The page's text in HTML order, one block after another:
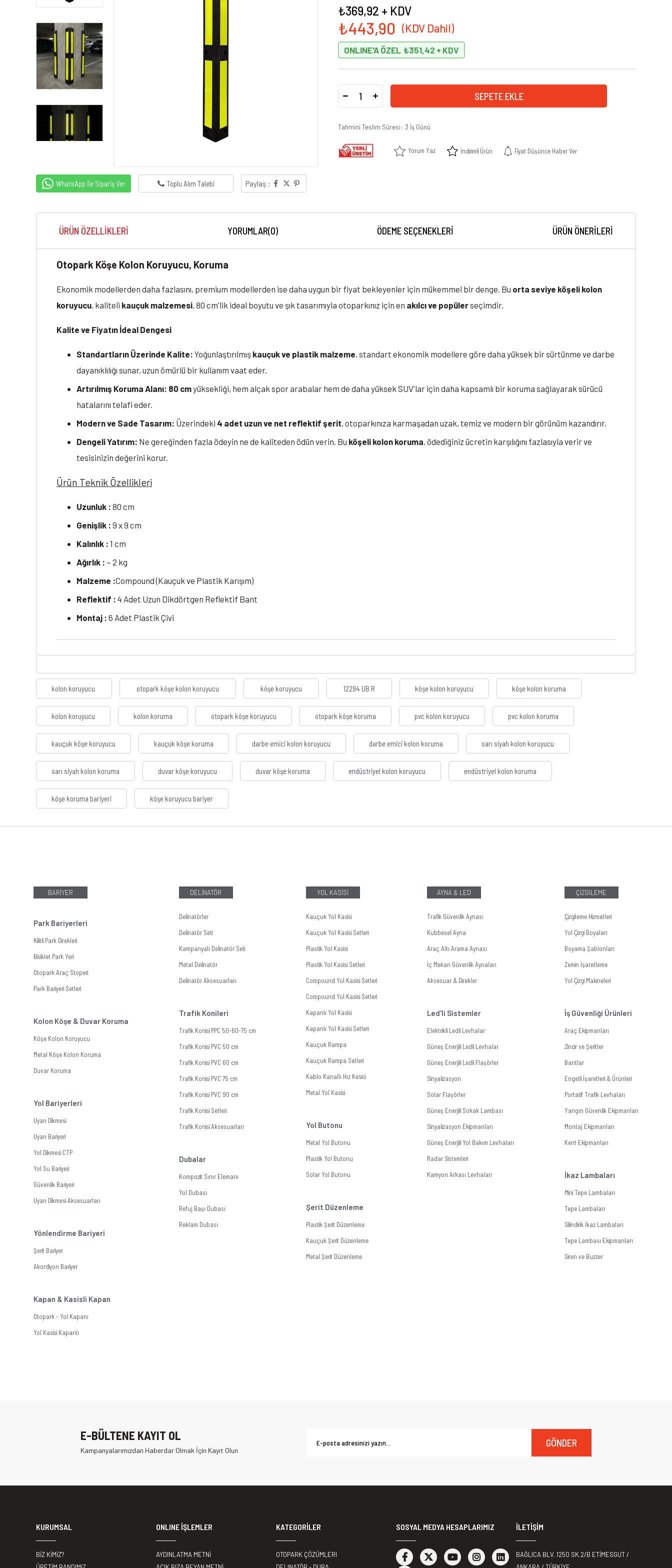
WhatsApp ile Sipariş Ver Toplu Alım Talebi Paylaş :
₺443,90
₺369,92 + KDV
ONLINE'A ÖZEL ₺351,42
Tahmini Teslim Süresi : 3 İş Günü
Yorum Yaz İndirimli Ürün Fiyat Düşünce Haber Ver
ÜRÜN ÖZELLIKLERI YORUMLAR(0) ÖDEME SEÇENEKLERI ÜRÜN ÖNERILERI
Otopark Köşe Kolon Koruyucu, Koruma
Ekonomik modellerden daha fazlasını, premium modellerden ise daha uygun bir fiyat bekleyenler için mükemmel bir denge. Bu orta seviye köşeli kolon
koruyucu, kaliteli kauçuk malzemesi, 80 cm'lik ideal boyutu ve şık tasarımıyla otoparkınız için en akılcı ve popülerseçimdir.
Kalite ve Fiyatın İdeal Dengesi
Standartların Üzerinde Kalite: Yoğunlaştırılmış kauçuk ve plastik malzeme, standart ekonomik modellere göre daha yüksek bir sürtünme ve darbe
dayanıklılığı sunar, uzun ömürlü bir kullanım vaat eder.
Artırılmış Koruma Alanı: 80 cmyüksekliği, hem alçak spor arabalar hem de daha yüksek SUV'lar için daha kapsamlı bir koruma sağlayarak sürücü
hatalarını telafi eder.
Modern ve Sade Tasarım: Üzerindeki 4 adet uzun ve net reflektif şerit, otoparkınıza karmaşadan uzak, temiz ve modern bir görünüm kazandırır.
Dengeli Yatırım: Ne gereğinden fazla ödeyin ne de kaliteden ödün verin. Bu köşeli kolon koruma, ödediğiniz ücretin karşılığını fazlasıyla verir ve
tesisinizin değerini korur.
Ürün Teknik Özellikleri
Uzunluk : 80 cm
Genişlik : 9 x 9 cm
Kalınlık : 1 cm
Ağırlık : ~ 2 kg
Malzeme :Compound (Kauçuk ve Plastik Karışım)
Reflektif : 4 Adet Uzun Dikdörtgen Reflektif Bant
Montaj : 6 Adet Plastik Çivi
kolon koruyucu otopark köşe kolon koruyucu köşe koruyucu 12294 UB R köşe kolon koruyucu köşe kolon koruma
kolon koruyucu kolon koruma otopark köşe koruyucu otopark köşe koruma pvc kolon koruyucu pvc kolon koruma
kauçuk köşe koruyucu kauçuk köşe koruma darbe emici kolon koruyucu darbe emici kolon koruma sarı siyah kolon koruyucu
sarı siyah kolon koruma duvar köşe koruyucu duvar köşe koruma endüstriyel kolon koruyucu endüstriyel kolon koruma
köşe koruma bariyeri köşe koruyucu bariyer
BARİYER
Park Bariyerleri
Kilitli Park Direkleri
Bisiklet Park Yeri
Otopark Araç Stoperi
Park Bariyeri Setleri
Kolon Köşe & Duvar Koruma
Köşe Kolon Koruyucu
Metal Köşe Kolon Koruma
Duvar Koruma
Yol Bariyerleri
Uyarı Dikmesi
Uyarı Bariyeri
Yol Dikmesi CTP
Yol Su Bariyeri
Güvenlik Bariyeri
Uyarı Dikmesi Aksesuarları
Yönlendirme Bariyeri
Şerit Bariyer
Akordiyon Bariyer
Kapan & Kasisli Kapan
Otopark - Yol Kapanı
Yol Kasisi Kapanlı
DELİNATÖR
Delinatörler
Delinatör Seti
Kampanyalı Delinatör Seti
Metal Delinatör
Delinatör Aksesuarları
Trafik Konileri
Trafik Konisi PPC 50-60-75 cm
Trafik Konisi PVC 50 cm
Trafik Konisi PVC 60 cm
Trafik Konisi PVC 75 cm
Trafik Konisi PVC 90 cm
Trafik Konisi Setleri
Trafik Konisi Aksesuarları
Dubalar
Kompozit Sınır Elemanı
Yol Dubası
Refuj Başı Dubası
Reklam Dubası
YOL KASİSİ
Kauçuk Yol Kasisi
Kauçuk Yol Kasisi Setleri
Plastik Yol Kasisi
Plastik Yol Kasisi Setleri
Compound Yol Kasisi Setleri
Compound Yol Kasisi Setleri
Kapanlı Yol Kasisi
Kapanlı Yol Kasisi Setleri
Kauçuk Rampa
Kauçuk Rampa Setleri
Kablo Kanallı Hız Kesici
Metal Yol Kasisi
Yol Butonu
Metal Yol Butonu
Plastik Yol Butonu
Solar Yol Butonu
Şerit Düzenleme
Plastik Şerit Düzenleme
Kauçuk Şerit Düzenleme
Metal Şerit Düzenleme
AYNA & LED
Trafik Güvenlik Aynası
Kubbesel Ayna
Araç Altı Arama Aynası
İç Mekan Güvenlik Aynaları
Aksesuar & Direkler
Led'li Sistemler
Elektrikli Ledli Levhalar
Güneş Enerjili Ledli Levhalar
Güneş Enerjili Ledli Flaşörler
Sinyalizasyon
Solar Flaşörler
Güneş Enerjili Sokak Lambası
Sinyalizasyon Ekipmanları
Güneş Enerjili Yol Bakım Levhaları
Radar Sistemleri
Kamyon Arkası Levhaları
ÇİZGİLEME
Çizgileme Hizmetleri
Yol Çizgi Boyaları
Boyama Şablonları
Zemin İşaretleme
Yol Çizgi Makineleri
İş Güvenliği Ürünleri
Araç Ekipmanları
Zincir ve Şeritler
Bantlar
Engelli İşaretleri & Ürünleri
Portatif Trafik Levhaları
Yangın Güvenlik Ekipmanları
Montaj Ekipmanları
Kent Ekipmanları
İkaz Lambaları
Mini Tepe Lambaları
Tepe Lambaları
Silindirik İkaz Lambaları
Tepe Lambası Ekipmanları
Siren ve Buzzer
E-BÜLTENE KAYIT OL
Kampanyalarımızdan Haberdar Olmak İçin Kayıt Olun
GÖNDER
KURUMSAL
BİZ KİMİZ?
ONLINE İŞLEMLER
AYDINLATMA METNİ
KATEGORİLER
OTOPARK ÇÖZÜMLERI
SOSYAL MEDYA HESAPLARIMIZ İLETİŞİM
BAĞLICA BLV. 1250 SK.2/B ETİMESGUT /